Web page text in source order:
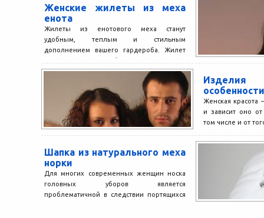
Женские жилеты из меха
енота
Жилеты из енотового меха станут
удобным, теплым и стильным
дополнением вашего гардероба. Жилет
можно носить и зимой и осенью. Где...
Женская красота
и зависит оно
том числе и от
Шапка из натурального меха
норки
Для многих современных женщин носка
головных уборов является
проблематичной в следствии портящихся